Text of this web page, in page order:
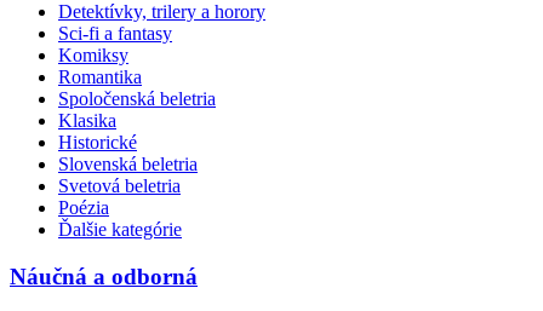
Detektívky, trilery a horory
Sci-fi a fantasy
Komiksy
Romantika
Spoločenská beletria
Klasika
Historické
Slovenská beletria
Svetová beletria
Poézia
Ďalšie kategórie
Náučná a odborná